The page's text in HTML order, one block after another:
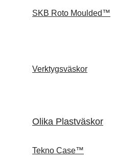
SKB Roto Moulded™
Verktygsväskor
Olika Plastväskor
Tekno Case™